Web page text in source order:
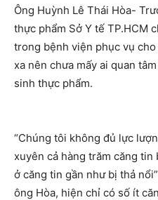
Ông Huỳnh Lê Thái Hòa-
thực phẩm Sở Y tế TP.HCM
trong bệnh viện phục vụ
xa nên chưa mấy ai quan
sinh thực phẩm.
“Chúng tôi không đủ lực
xuyên cả hàng trăm căng
ở căng tin gần như bị thả
ông Hòa, hiện chỉ có số ít